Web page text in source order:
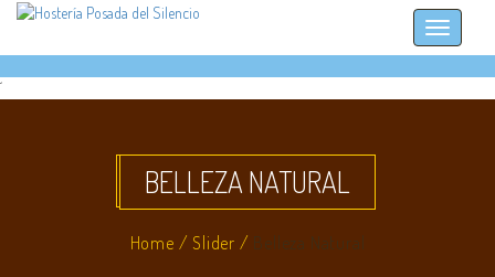
´
BELLEZA NATURAL
Home / Slider / Belleza Natural